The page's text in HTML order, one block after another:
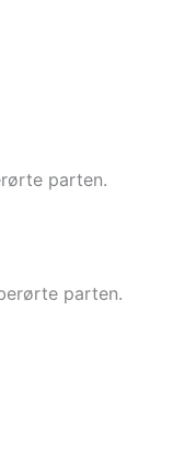
parten.
parten.